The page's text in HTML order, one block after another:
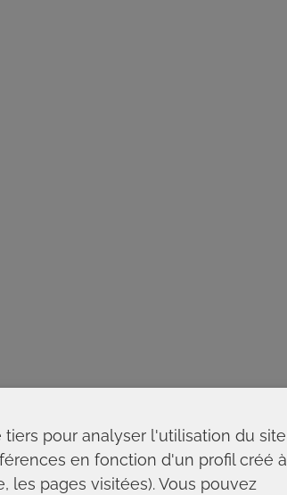
pour analyser l'utilisation du site
en fonction d'un profil créé à
les pages visitées). Vous pouvez